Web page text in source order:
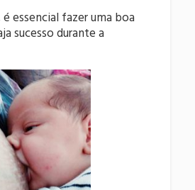
essencial fazer uma boa
sucesso durante a